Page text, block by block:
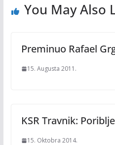
You May Also
Preminuo Rafael
15. Augusta 2011.
KSR Travnik:
15. Oktobra 2014.